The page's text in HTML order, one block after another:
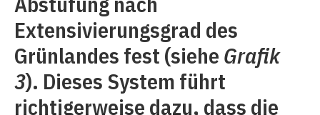
Extensivierungsgrad des
Grünlandes fest (siehe Grafik
3). Dieses System führt
richtigerweise dazu, dass die